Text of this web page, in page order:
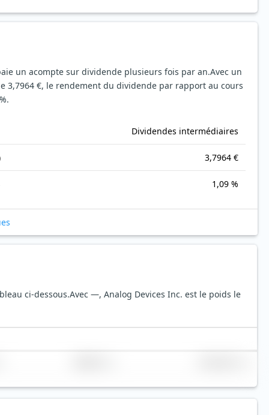
un acompte sur dividende plusieurs fois par an.Avec un
3,7964 €, le rendement du dividende par rapport au cours
Dividendes intermédiaires
3,7964 €
1,09 %
ci-dessous.Avec —, Analog Devices Inc. est le poids le